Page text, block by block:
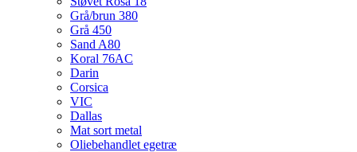
Grå/brun 380
Grå 450
Sand A80
Koral 76AC
Darin
Corsica
VIC
Dallas
Mat sort metal
Oliebehandlet egetræ